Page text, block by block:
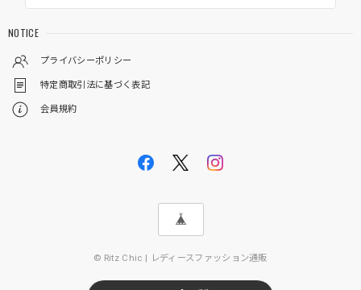
NOTICE
プライバシーポリシー
特定商取引法に基づく表記
会員規約
© Ritz Chic | レディースファッション通販